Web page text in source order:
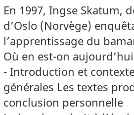
En 1997, Ingse Skatum,
d’Oslo (Norvège)
l’apprentissage du
Où en est-on
- Introduction et
générales Les textes
conclusion personnelle